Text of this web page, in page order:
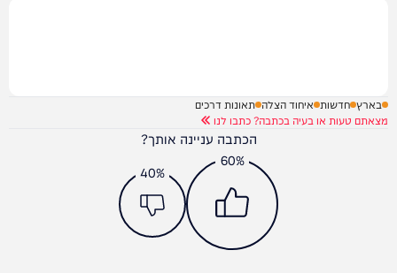
בארץ חדשות איחוד הצלה תאונות דרכים
מצאתם טעות או בעיה בכתבה? כתבו לנו
הכתבה עניינה אותך?
60%
40%